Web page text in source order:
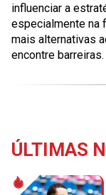
influenciar a
especialmente na
mais alternativas
encontre barreiras.
ÚLTIMAS